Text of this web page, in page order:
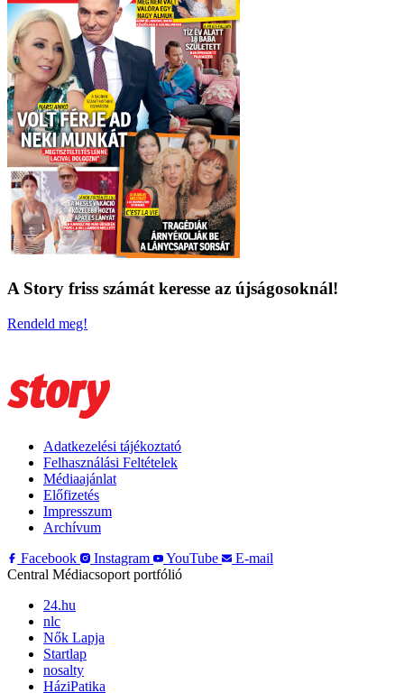
A Story friss számát keresse az újságosoknál!
Rendeld meg!
Adatkezelési tájékoztató
Felhasználási Feltételek
Médiaajánlat
Előfizetés
Impresszum
Archívum
Facebook
Instagram YouTube
E-mail
Central Médiacsoport portfólió
24.hu
nlc
Nők Lapja
Startlap
nosalty
HáziPatika